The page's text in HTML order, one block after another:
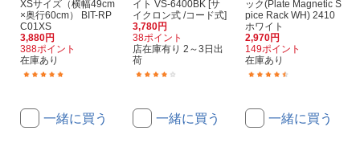
XSサイズ（横幅49cm
×奥行60cm） BIT-RP
C01XS
3,880円
388ポイント
在庫あり
一緒に買う
イト VS-6400BK [サ
イクロン式 /コード式]
3,780円
38ポイント
店在庫有り 2～3日出
荷
一緒に買う
ック(Plate Magnetic S
pice Rack WH) 2410
ホワイト
2,970円
149ポイント
在庫あり
一緒に買う